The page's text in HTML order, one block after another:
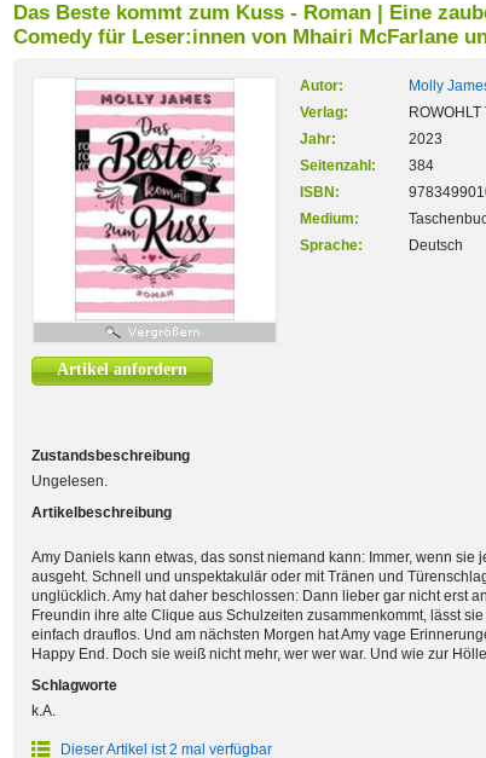
Das Beste kommt zum Kuss - Roman | Eine
Comedy für Leser:innen von Mhairi McFarlane
Artikel anfordern
Autor:
Molly
Verlag:
Jahr:
2023
Seitenzahl:
384
ISBN:
Medium:
Sprache:
Deutsch
Zustandsbeschreibung
Ungelesen.
Artikelbeschreibung
Amy Daniels kann etwas, das sonst niemand kann: Immer, wenn
ausgeht. Schnell und unspektakulär oder mit Tränen und
unglücklich. Amy hat daher beschlossen: Dann lieber gar nicht erst
Freundin ihre alte Clique aus Schulzeiten zusammenkommt, lässt
einfach drauflos. Und am nächsten Morgen hat Amy vage
Happy End. Doch sie weiß nicht mehr, wer wer war. Und wie zur
Schlagworte
k.A.
Dieser Artikel ist 2 mal verfügbar